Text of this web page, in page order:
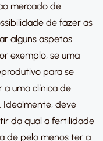
mercado de
de fazer as
alguns aspetos
exemplo, se uma
para se
a uma clínica de
. Idealmente, deve
da qual a fertilidade
de pelo menos ter a